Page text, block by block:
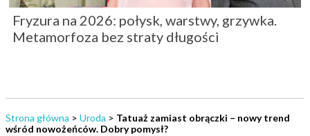
Fryzura na 2026: połysk, warstwy, grzywka.
Metamorfoza bez straty długości
Strona główna > Uroda > Tatuaż zamiast obrączki – nowy trend
wśród nowożeńców. Dobry pomysł?